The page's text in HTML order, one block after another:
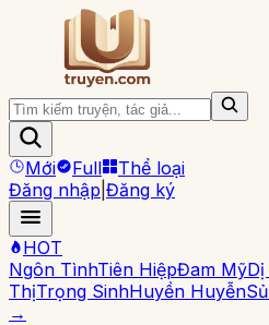
Mới Full
Thể loại
Đăng nhập Đăng ký
HOT
Ngôn TìnhTiên HiệpĐam MỹDị
ThịTrọng SinhHuyền Huyễn
→